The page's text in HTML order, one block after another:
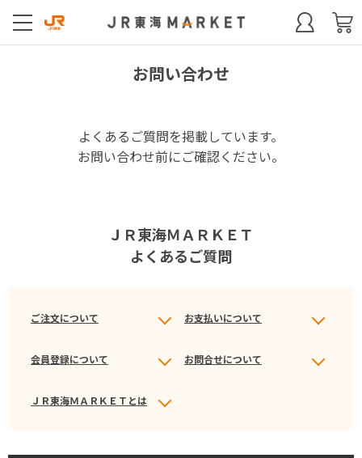
お問い合わせ
よくあるご質問を掲載しています。
お問い合わせ前にご確認ください。
ＪＲ東海ＭＡＲＫＥＴ
よくあるご質問
ご注文について お支払いについて
会員登録について お問合せについて
ＪＲ東海ＭＡＲＫＥＴとは